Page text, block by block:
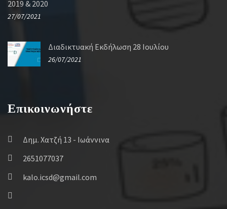
2019 & 2020
27/07/2021
Διαδικτυακή Εκδήλωση 28 Ιουλίου
26/07/2021
Επικοινωνήστε
Δημ. Χατζή 13 - Ιωάννινα
2651077037
kalo.icsd@gmail.com